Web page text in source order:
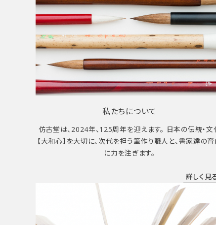
私たちについて
仿古堂は、2024年、125周年を迎えます。 日本の伝統・文
【大和心】を大切に、次代を担う筆作り職人と、書家達の
に力を注ぎます。
詳しく見